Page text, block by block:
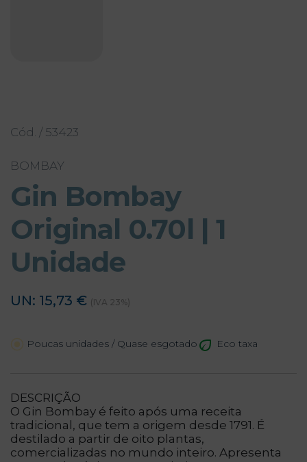
Cód. / 53423
BOMBAY
Gin Bombay
Original 0.70l | 1
Unidade
UN: 15,73 € (IVA 23%)
Poucas unidades / Quase esgotado Eco taxa
DESCRIÇÃO
O Gin Bombay é feito após uma receita
tradicional, que tem a origem desde 1791. É
destilado a partir de oito plantas,
comercializadas no mundo inteiro. Apresenta